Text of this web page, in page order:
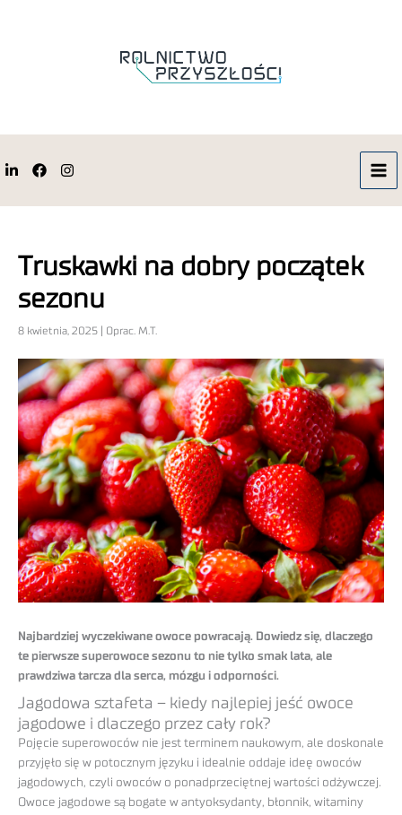
Truskawki na dobry początek
sezonu
8 kwietnia, 2025 | Oprac. M.T.
Najbardziej wyczekiwane owoce powracają. Dowiedz się, dlaczego
te pierwsze superowoce sezonu to nie tylko smak lata, ale
prawdziwa tarcza dla serca, mózgu i odporności.
Jagodowa sztafeta – kiedy najlepiej jeść owoce
jagodowe i dlaczego przez cały rok?
Pojęcie superowoców nie jest terminem naukowym, ale doskonale
przyjęło się w potocznym języku i idealnie oddaje ideę owoców
jagodowych, czyli owoców o ponadprzeciętnej wartości odżywczej.
Owoce jagodowe są bogate w antyoksydanty, błonnik, witaminy